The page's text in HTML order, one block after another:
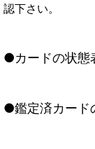
認下さい。
●カードの状態
●鑑定済カード